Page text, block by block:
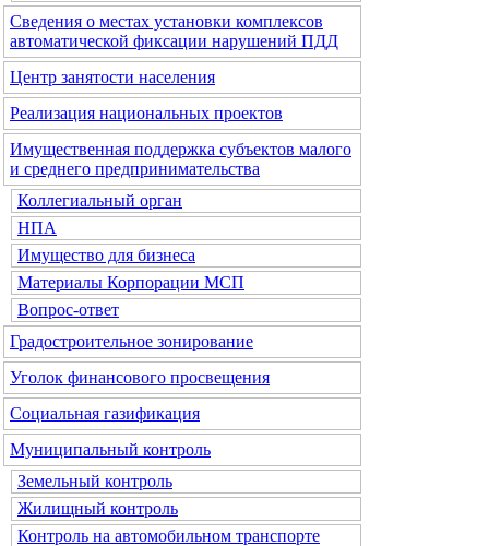
Сведения о местах установки комплексов
автоматической фиксации нарушений ПДД
Центр занятости населения
Реализация национальных проектов
Имущественная поддержка субъектов малого
и среднего предпринимательства
Коллегиальный орган
НПА
Имущество для бизнеса
Материалы Корпорации МСП
Вопрос-ответ
Градостроительное зонирование
Уголок финансового просвещения
Социальная газификация
Муниципальный контроль
Земельный контроль
Жилищный контроль
Контроль на автомобильном транспорте